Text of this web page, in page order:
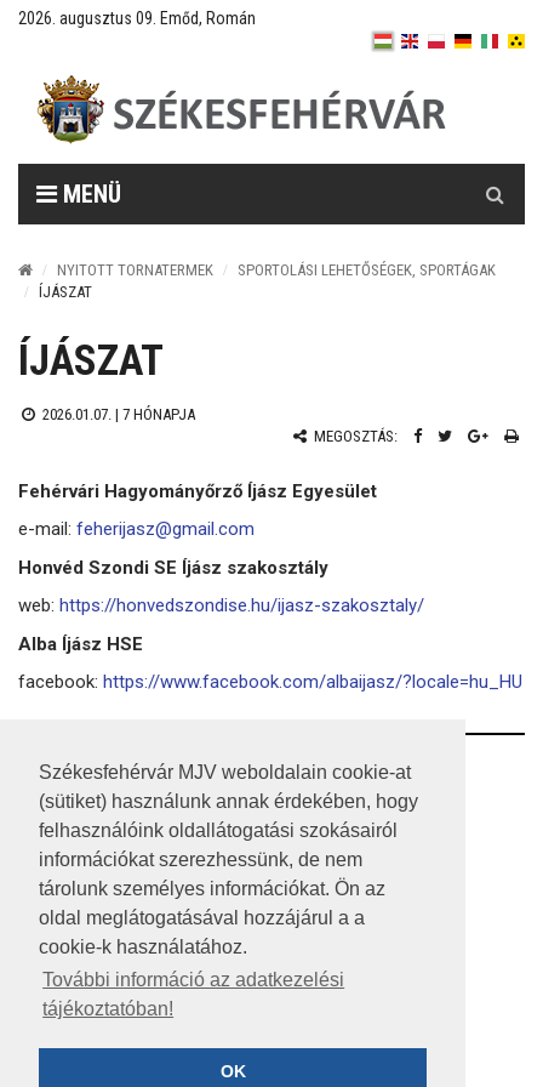
Székesfehérvár MJV weboldalain cookie-at
(sütiket) használunk annak érdekében, hogy
felhasználóink oldallátogatási szokásairól
információkat szerezhessünk, de nem
tárolunk személyes információkat. Ön az
oldal meglátogatásával hozzájárul a a
cookie-k használatához.
További információ az adatkezelési
tájékoztatóban!
OK
2026. augusztus 09. Emőd, Román
MENÜ
NYITOTT TORNATERMEK
SPORTOLÁSI LEHETŐSÉGEK, SPORTÁGAK
ÍJÁSZAT
ÍJÁSZAT
2026.01.07. | 7 HÓNAPJA
MEGOSZTÁS:
Fehérvári Hagyományőrző Íjász Egyesület
e-mail: feherijasz@gmail.com
Honvéd Szondi SE Íjász szakosztály
web: https://honvedszondise.hu/ijasz-szakosztaly/
Alba Íjász HSE
facebook: https://www.facebook.com/albaijasz/?locale=hu_HU
RSS
A HONLAP 2017.03.31-I ÁLLAPOTA
JOGI NYILATKOZAT
IMPRESSZUM
KÖZÉRDEKŰ ADATOK